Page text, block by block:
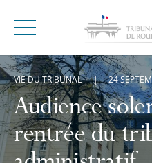
Menu
Audience
rentrée du
VIE DU TRIBUNAL 24